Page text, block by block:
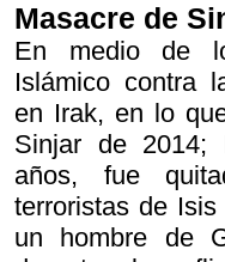
Masacre de
En medio de
Islámico contra
en Irak, en lo
Sinjar de 2014;
años, fue
terroristas de
un hombre de